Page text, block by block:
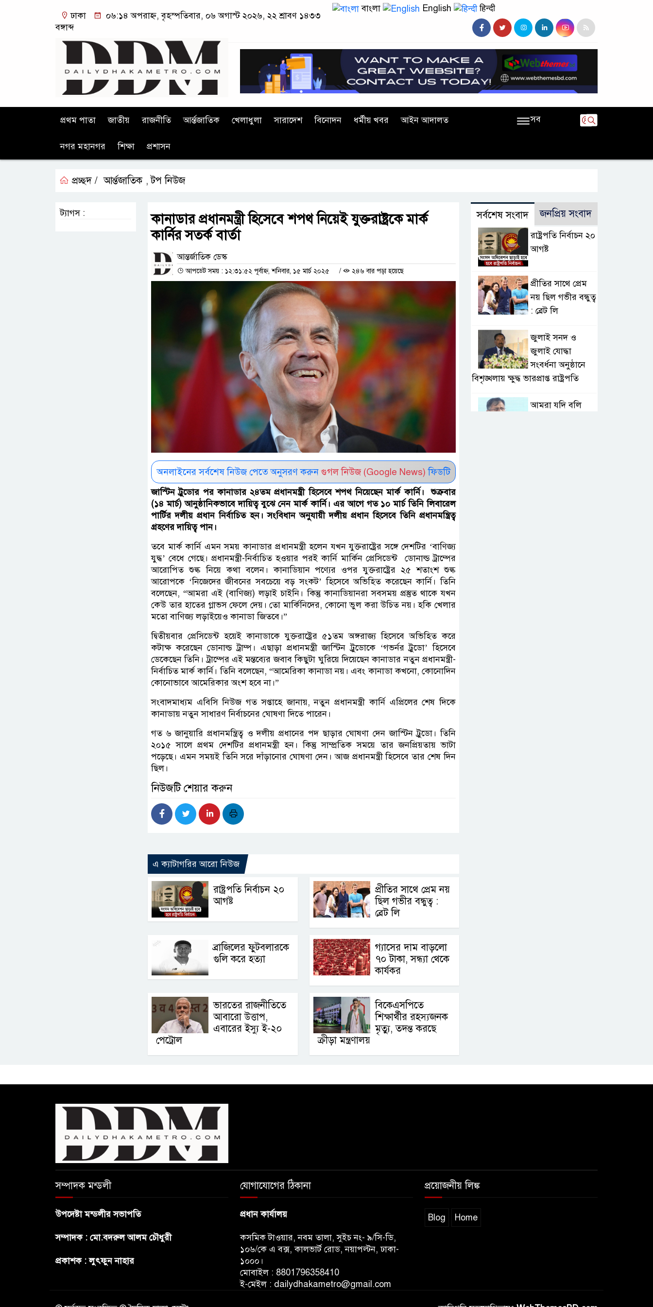
ঢাকা
০৬:১৪ অপরাহ্ন, বৃহস্পতিবার, ০৬ অগাস্ট ২০২৬, ২২ শ্রাবণ ১৪৩৩
বঙ্গাব্দ
বাংলা English हिन्दी
প্রথম পাতা জাতীয় রাজনীতি আর্ন্তজাতিক খেলাধুলা সারাদেশ বিনোদন ধর্মীয় খবর আইন আদালত
নগর মহানগর শিক্ষা প্রশাসন
সব
প্রচ্ছদ / আর্ন্তজাতিক ,টপ নিউজ
কানাডার প্রধানমন্ত্রী হিসেবে শপথ নিয়েই যুক্তরাষ্ট্রকে মার্ক
কার্নির সতর্ক বার্তা
আন্তর্জাতিক ডেস্ক
আপডেট সময় : ১২:৩১:৫২ পূর্বাহ্ন, শনিবার, ১৫ মার্চ ২০২৫ / ২৪৬ বার পড়া হয়েছে
অনলাইনের সর্বশেষ নিউজ পেতে অনুসরণ করুন গুগল নিউজ (Google News) ফিডটি
জাস্টিন ট্রুডোর পর কানাডার ২৪তম প্রধানমন্ত্রী হিসেবে শপথ নিয়েছেন মার্ক কার্নি। শুক্রবার
(১৪ মার্চ) আনুষ্ঠানিকভাবে দায়িত্ব বুঝে নেন মার্ক কার্নি। এর আগে গত ১০ মার্চ তিনি লিবারেল
পার্টির দলীয় প্রধান নির্বাচিত হন। সংবিধান অনুযায়ী দলীয় প্রধান হিসেবে তিনি প্রধানমন্ত্রিত্ব
গ্রহণের দায়িত্ব পান।
তবে মার্ক কার্নি এমন সময় কানাডার প্রধানমন্ত্রী হলেন যখন যুক্তরাষ্ট্রের সঙ্গে দেশটির ‘বাণিজ্য
যুদ্ধ’ বেধে গেছে। প্রধানমন্ত্রী-নির্বাচিত হওয়ার পরই কার্নি মার্কিন প্রেসিডেন্ট ডোনাল্ড ট্রাম্পের
আরোপিত শুল্ক নিয়ে কথা বলেন। কানাডিয়ান পণ্যের ওপর যুক্তরাষ্ট্রের ২৫ শতাংশ শুল্ক
আরোপকে ‘নিজেদের জীবনের সবচেয়ে বড় সংকট’ হিসেবে অভিহিত করেছেন কার্নি। তিনি
বলেছেন, “আমরা এই (বাণিজ্য) লড়াই চাইনি। কিন্তু কানাডিয়ানরা সবসময় প্রস্তুত থাকে যখন
কেউ তার হাতের গ্লাভস ফেলে দেয়। তো মার্কিনিদের, কোনো ভুল করা উচিত নয়। হকি খেলার
মতো বাণিজ্য লড়াইয়েও কানাডা জিতবে।”
দ্বিতীয়বার প্রেসিডেন্ট হয়েই কানাডাকে যুক্তরাষ্ট্রের ৫১তম অঙ্গরাজ্য হিসেবে অভিহিত করে
কটাক্ষ করেছেন ডোনাল্ড ট্রাম্প। এছাড়া প্রধানমন্ত্রী জাস্টিন ট্রুডোকে ‘গভর্নর ট্রুডো’ হিসেবে
ডেকেছেন তিনি। ট্রাম্পের এই মন্তব্যের জবাব কিছুটা ঘুরিয়ে দিয়েছেন কানাডার নতুন প্রধানমন্ত্রী-
নির্বাচিত মার্ক কার্নি। তিনি বলেছেন, “আমেরিকা কানাডা নয়। এবং কানাডা কখনো, কোনোদিন
কোনোভাবে আমেরিকার অংশ হবে না।”
সংবাদমাধ্যম এবিসি নিউজ গত সপ্তাহে জানায়, নতুন প্রধানমন্ত্রী কার্নি এপ্রিলের শেষ দিকে
কানাডায় নতুন সাধারণ নির্বাচনের ঘোষণা দিতে পারেন।
গত ৬ জানুয়ারি প্রধানমন্ত্রিত্ব ও দলীয় প্রধানের পদ ছাড়ার ঘোষণা দেন জাস্টিন ট্রুডো। তিনি
২০১৫ সালে প্রথম দেশটির প্রধানমন্ত্রী হন। কিন্তু সাম্প্রতিক সময়ে তার জনপ্রিয়তায় ভাটা
পড়েছে। এমন সময়ই তিনি সরে দাঁড়ানোর ঘোষণা দেন। আজ প্রধানমন্ত্রী হিসেবে তার শেষ দিন
ছিল।
নিউজটি শেয়ার করুন
এ ক্যাটাগরির আরো নিউজ
রাষ্ট্রপতি নির্বাচন ২০
আগষ্ট
প্রীতির সাথে প্রেম নয়
ছিল গভীর বন্ধুত্ব :
ব্রেট লি
ব্রাজিলের ফুটবলারকে
গুলি করে হত্যা
গ্যাসের দাম বাড়লো
৭০ টাকা, সন্ধ্যা থেকে
কার্যকর
ভারতের রাজনীতিতে
আবারো উত্তাপ,
এবারের ইস্যু ই-২০
পেট্রোল
বিকেএসপিতে
শিক্ষার্থীর রহস্যজনক
মৃত্যু, তদন্ত করছে
ক্রীড়া মন্ত্রণালয়
ট্যাগস : সর্বশেষ সংবাদ জনপ্রিয় সংবাদ
রাষ্ট্রপতি নির্বাচন ২০
আগষ্ট
প্রীতির সাথে প্রেম
নয় ছিল গভীর বন্ধুত্ব
: ব্রেট লি
জুলাই সনদ ও
জুলাই যোদ্ধা
সংবর্ধনা অনুষ্ঠানে
বিশৃঙ্খলায় ক্ষুদ্ধ ভারপ্রাপ্ত রাষ্ট্রপতি
আমরা যদি বলি
সম্পাদক মন্ডলী
উপদেষ্টা মন্ডলীর সভাপতি
সম্পাদক : মো.বদরুল আলম চৌধুরী
প্রকাশক : লুৎফুন নাহার
যোগাযোগের ঠিকানা
প্রধান কার্যালয়
কসমিক টাওয়ার, নবম তালা, সুইচ নং- ৯/সি-ডি,
১০৬/কে এ বক্স, কালভার্ট রোড, নয়াপল্টন, ঢাকা-
১০০০।
মোবাইল : 8801796358410
ই-মেইল : dailydhakametro@gmail.com
প্রয়োজনীয় লিঙ্ক
Blog Home